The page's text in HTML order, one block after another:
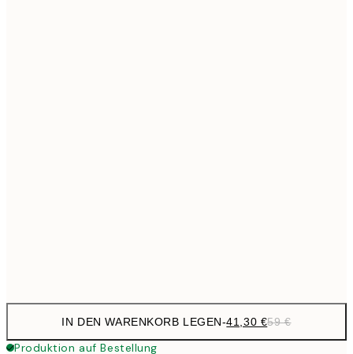
IN DEN WARENKORB LEGEN-41,30 €59 €
Produktion auf Bestellung